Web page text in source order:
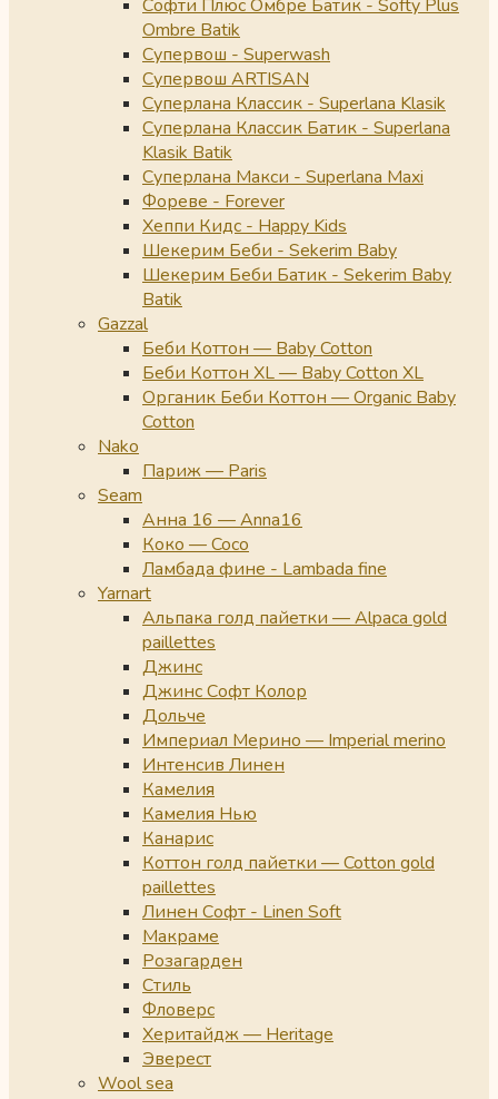
Софти Плюс Омбре Батик - Softy Plus
Ombre Batik
Супервош - Superwash
Супервош ARTISAN
Суперлана Классик - Superlana Klasik
Суперлана Классик Батик - Superlana
Klasik Batik
Суперлана Макси - Superlana Maxi
Фореве - Forever
Хеппи Кидс - Happy Kids
Шекерим Беби - Sekerim Baby
Шекерим Беби Батик - Sekerim Baby
Batik
Gazzal
Беби Коттон — Baby Cotton
Беби Коттон XL — Baby Cotton XL
Органик Беби Коттон — Organic Baby
Cotton
Nako
Париж — Paris
Seam
Анна 16 — Anna16
Коко — Coco
Ламбада фине - Lambada fine
Yarnart
Альпака голд пайетки — Alpaca gold
paillettes
Джинс
Джинс Софт Колор
Дольче
Империал Мерино — Imperial merino
Интенсив Линен
Камелия
Камелия Нью
Канарис
Коттон голд пайетки — Cotton gold
paillettes
Линен Софт - Linen Soft
Макраме
Розагарден
Стиль
Фловерс
Херитайдж — Heritage
Эверест
Wool sea